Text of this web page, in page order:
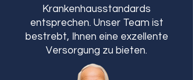
Krankenhausstandards
entsprechen. Unser Team ist
bestrebt, Ihnen eine exzellente
Versorgung zu bieten.